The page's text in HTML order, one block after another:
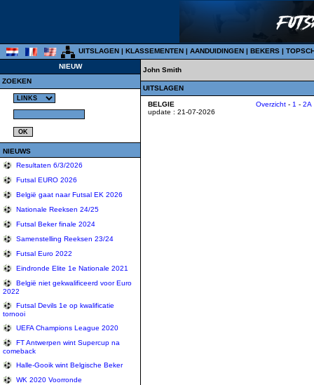
UITSLAGEN | KLASSEMENTEN | AANDUIDINGEN | BEKERS |
NIEUW
ZOEKEN
NIEUWS
Resultaten 6/3/2026
Futsal EURO 2026
België gaat naar Futsal EK 2026
Nationale Reeksen 24/25
Futsal Beker finale 2024
Samenstelling Reeksen 23/24
Futsal Euro 2022
Eindronde Elite 1e Nationale 2021
België niet gekwalificeerd voor Euro
2022
Futsal Devils 1e op kwalificatie
tornooi
UEFA Champions League 2020
FT Antwerpen wint Supercup na
comeback
Halle-Gooik wint Belgische Beker
WK 2020 Voorronde
John Smith
UITSLAGEN
BELGIE
update : 21-07-2026
Overzicht - 1 - 2A